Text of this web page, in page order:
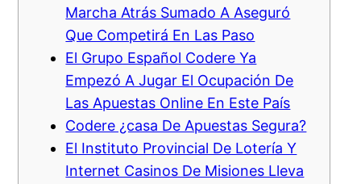
Marcha Atrás Sumado A Aseguró
Que Competirá En Las Paso
El Grupo Español Codere Ya
Empezó A Jugar El Ocupación De
Las Apuestas Online En Este País
Codere ¿casa De Apuestas Segura?
El Instituto Provincial De Lotería Y
Internet Casinos De Misiones Lleva